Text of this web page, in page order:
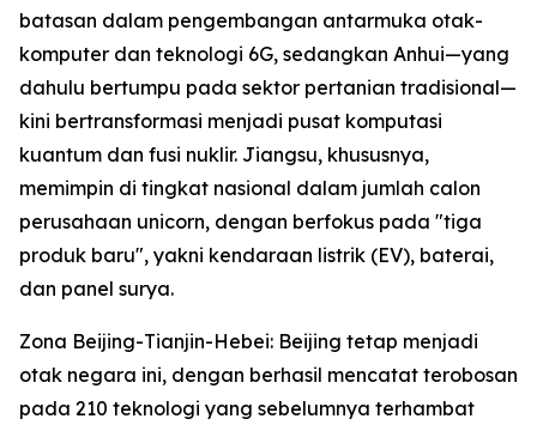
batasan dalam pengembangan antarmuka otak-
komputer dan teknologi 6G, sedangkan Anhui—yang
dahulu bertumpu pada sektor pertanian tradisional—
kini bertransformasi menjadi pusat komputasi
kuantum dan fusi nuklir. Jiangsu, khususnya,
memimpin di tingkat nasional dalam jumlah calon
perusahaan unicorn, dengan berfokus pada "tiga
produk baru", yakni kendaraan listrik (EV), baterai,
dan panel surya.
Zona Beijing-Tianjin-Hebei: Beijing tetap menjadi
otak negara ini, dengan berhasil mencatat terobosan
pada 210 teknologi yang sebelumnya terhambat